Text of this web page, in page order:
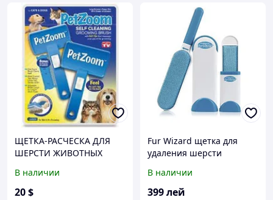
ЩЕТКА-РАСЧЕСКА ДЛЯ
ШЕРСТИ ЖИВОТНЫХ
В наличии
20$
Fur Wizard щетка для
удаления шерсти
В наличии
399лей